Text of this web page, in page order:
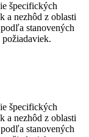
špecifických
a nezhôd z oblasti
stanovených
špecifických
a nezhôd z oblasti
stanovených